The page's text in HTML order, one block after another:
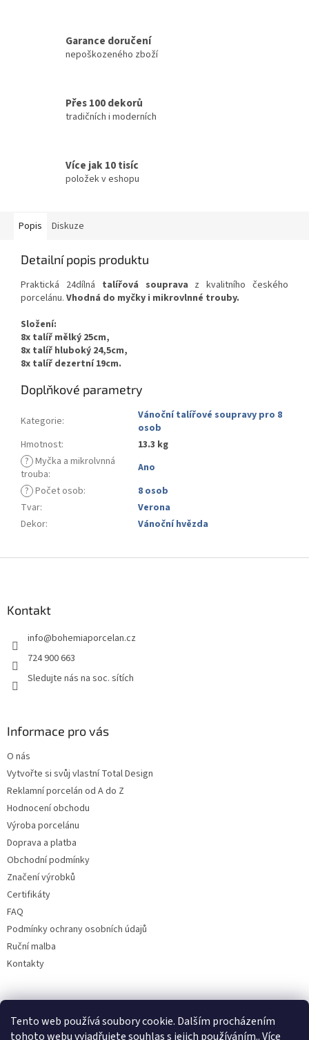
Tento web používá soubory cookie. Dalším procházením
tohoto webu vyjadřujete souhlas s jejich používáním.. Více
Garance doručení
nepoškozeného zboží
Přes 100 dekorů
tradičních i moderních
Více jak 10 tisíc
položek v eshopu
Popis Diskuze
Detailní popis produktu
Praktická 24dílná talířová souprava z kvalitního českého
porcelánu. Vhodná do myčky i mikrovlnné trouby.
Složení:
8x talíř mělký 25cm,
8x talíř hluboký 24,5cm,
8x talíř dezertní 19cm.
Doplňkové parametry
Kategorie:
Vánoční talířové soupravy pro 8
osob
Hmotnost:
13.3 kg
? Myčka a mikrolvnná
trouba:
Ano
? Počet osob:
8 osob
Tvar:
Verona
Dekor: Vánoční hvězda
Kontakt
info@bohemiaporcelan.cz
724 900 663
Sledujte nás na soc. sítích
Informace pro vás
O nás
Vytvořte si svůj vlastní Total Design
Reklamní porcelán od A do Z
Hodnocení obchodu
Výroba porcelánu
Doprava a platba
Obchodní podmínky
Značení výrobků
Certifikáty
FAQ
Podmínky ochrany osobních údajů
Ruční malba
Kontakty
Facebook